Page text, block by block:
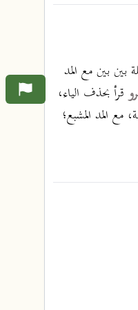
بين بين مع المد
قرأ بحذف الياء،
مع المد المشبع؛